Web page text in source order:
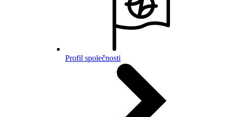
Profil společnosti